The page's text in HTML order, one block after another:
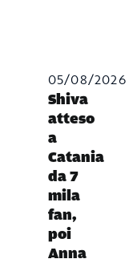
05/08/2026
Shiva
atteso
a
Catania
da 7
mila
fan,
poi
Anna